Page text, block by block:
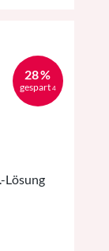
28 %
gespart 4
Lösung